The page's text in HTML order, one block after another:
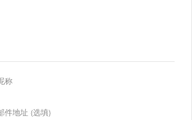
称
件地址 (选填)